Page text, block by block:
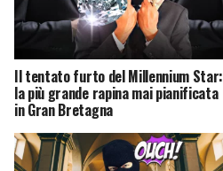
Il tentato furto del Millennium Star:
la più grande rapina mai pianificata
in Gran Bretagna